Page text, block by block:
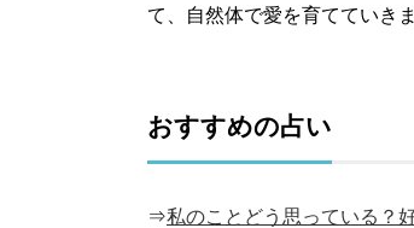
て、自然体で愛を育てていき
おすすめの占い
⇒私のことどう思っている？